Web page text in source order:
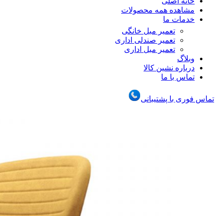
مشاهده همه محصولات
خدمات ما
تعمیر مبل خانگی
تعمیر صندلی اداری
تعمیر مبل اداری
وبلاگ
درباره نشین کالا
تماس با ما
تماس فوری با پشتیبانی